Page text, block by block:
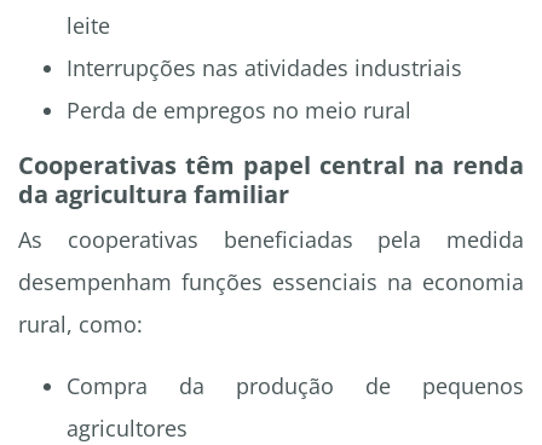
leite
Interrupções nas atividades industriais
Perda de empregos no meio rural
Cooperativas têm papel central na renda
da agricultura familiar
As cooperativas beneficiadas pela medida
desempenham funções essenciais na economia
rural, como:
Compra da produção de pequenos
agricultores